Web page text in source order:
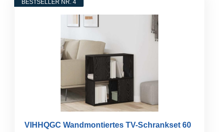
BESTSELLER NR. 4
VIHHQGC Wandmontiertes TV-Schrankset 60